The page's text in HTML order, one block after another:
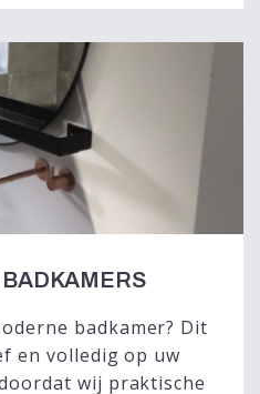
badkamer? Dit
en volledig op uw
wij praktische